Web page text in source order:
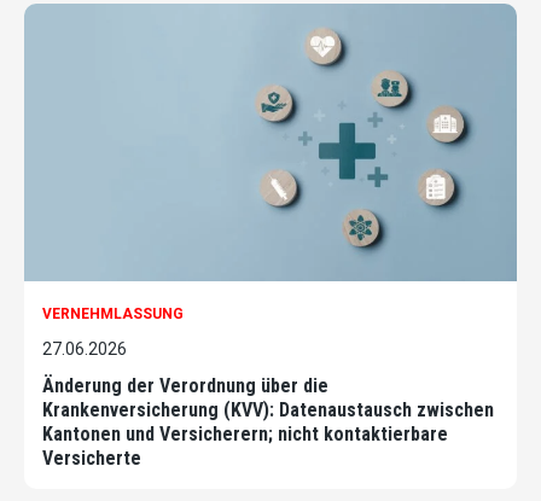
VERNEHMLASSUNG
27.06.2026
Änderung der Verordnung über die
Krankenversicherung (KVV): Datenaustausch zwischen
Kantonen und Versicherern; nicht kontaktierbare
Versicherte